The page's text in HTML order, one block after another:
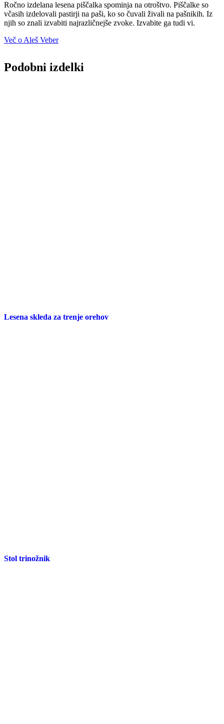
Ročno izdelana lesena piščalka spominja na otroštvo. Piščalke so
včasih izdelovali pastirji na paši, ko so čuvali živali na pašnikih. Iz
njih so znali izvabiti najrazličnejše zvoke. Izvabite ga tudi vi.
Več o Aleš Veber
Podobni izdelki
Lesena skleda za trenje orehov
Stol trinožnik